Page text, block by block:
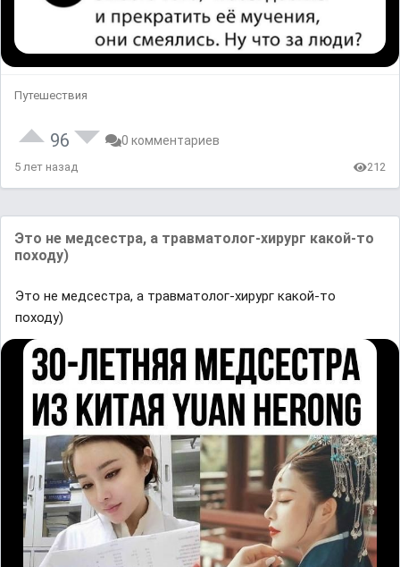
Путешествия
96 0 комментариев
5 лет назад 212
Это не медсестра, а травматолог-хирург какой-то
походу)
Это не медсестра, а травматолог-хирург какой-то
походу)